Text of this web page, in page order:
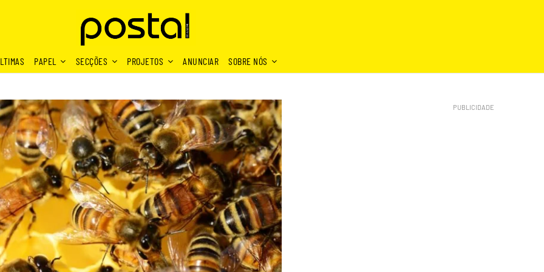
PAPEL SECÇÕES PROJETOS ANUNCIAR SOBRE NÓS